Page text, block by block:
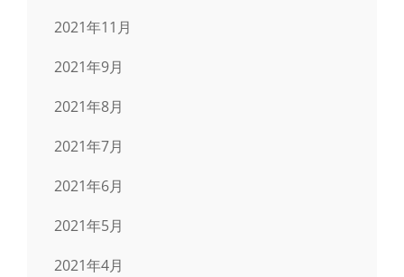
2021年11月
2021年9月
2021年8月
2021年7月
2021年6月
2021年5月
2021年4月